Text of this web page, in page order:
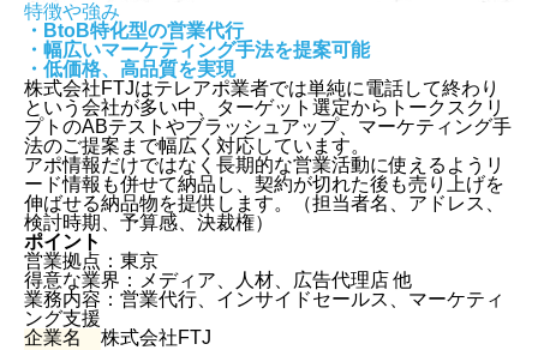
特徴や強み
・BtoB特化型の営業代行
・幅広いマーケティング手法を提案可能
・低価格、高品質を実現
株式会社FTJはテレアポ業者では単純に電話して終わり
という会社が多い中、ターゲット選定からトークスクリ
プトのABテストやブラッシュアップ、マーケティング手
法のご提案まで幅広く対応しています。
アポ情報だけではなく長期的な営業活動に使えるようリ
ード情報も併せて納品し、契約が切れた後も売り上げを
伸ばせる納品物を提供します。（担当者名、アドレス、
検討時期、予算感、決裁権）
ポイント
営業拠点：東京
得意な業界：メディア、人材、広告代理店 他
業務内容：営業代行、インサイドセールス、マーケティ
ング支援
企業名
株式会社FTJ